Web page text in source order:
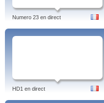
Numero 23 en direct
HD1 en direct